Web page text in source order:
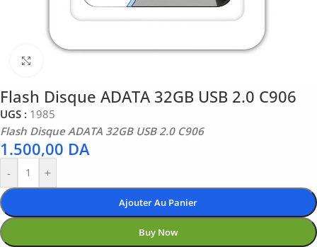
Flash Disque ADATA 32GB USB 2.0 C906
UGS : 1985
Flash Disque ADATA 32GB USB 2.0 C906
1.500,00 DA
- +
Ajouter Au Panier
Buy Now